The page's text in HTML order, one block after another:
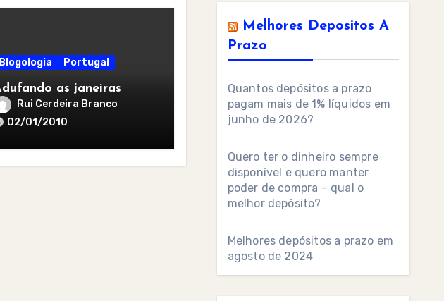
Blogologia Portugal
as janeiras
Rui Cerdeira Branco
02/01/2010
Melhores Depositos A
Prazo
Quantos depósitos a prazo
pagam mais de 1% líquidos em
junho de 2026?
Quero ter o dinheiro sempre
disponível e quero manter
poder de compra – qual o
melhor depósito?
Melhores depósitos a prazo em
agosto de 2024